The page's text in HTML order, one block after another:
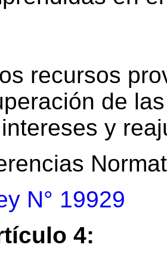
recursos
de
y
N° 19929
4: